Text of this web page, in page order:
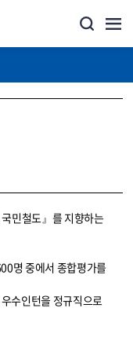
민철도』를 지향하는
명 중에서 종합평가를
수인턴을 정규직으로